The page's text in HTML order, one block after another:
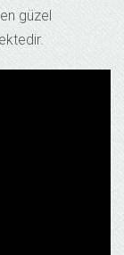
güzel